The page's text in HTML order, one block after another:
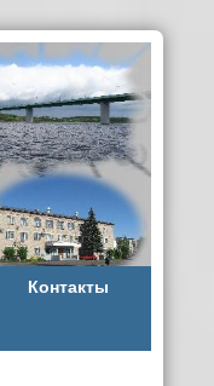
Контакты